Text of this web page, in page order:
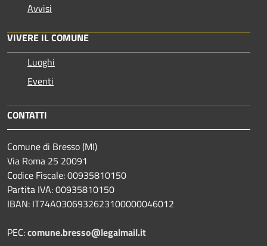
Avvisi
VIVERE IL COMUNE
Luoghi
Eventi
CONTATTI
Comune di Bresso (MI)
Via Roma 25 20091
Codice Fiscale: 00935810150
Partita IVA: 00935810150
IBAN: IT74A0306932623100000046012
PEC:comune.bresso@legalmail.it